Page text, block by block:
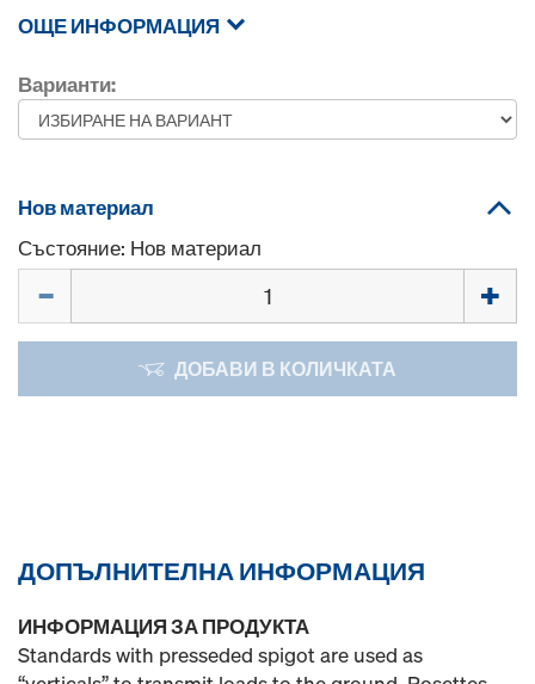
ОЩЕ ИНФОРМАЦИЯ
Варианти:
Нов материал
Състояние: Нов материал
ДОБАВИ В КОЛИЧКАТА
ДОПЪЛНИТЕЛНА ИНФОРМАЦИЯ
ИНФОРМАЦИЯ ЗА ПРОДУКТА
Standards with presseded spigot are used as